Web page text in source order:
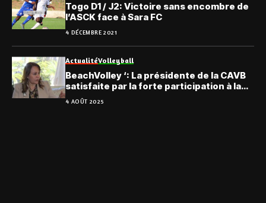
Togo D1 / J2: Victoire sans encombre de
l’ASCK face à Sara FC
4 DÉCEMBRE 2021
ActualitéVolleyball
BeachVolley ‘: La présidente de la CAVB
satisfaite par la forte participation à la
Coupe continentale U18
4 AOÛT 2025